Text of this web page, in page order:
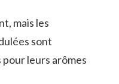
mais les
sont
leurs arômes